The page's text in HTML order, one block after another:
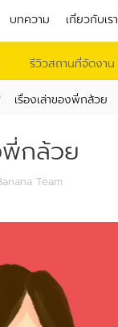
บทความ เกี่ยวกับเรา
รีวิวสถานที่จัดงาน
เรื่องเล่าของพี่กล้วย
พี่กล้วย
Team